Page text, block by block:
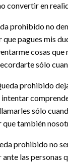
convertir en
prohibido no
que pagues mis
cosas que
sólo
prohibido
intentar
llamarles sólo
que también
prohibido no
las personas